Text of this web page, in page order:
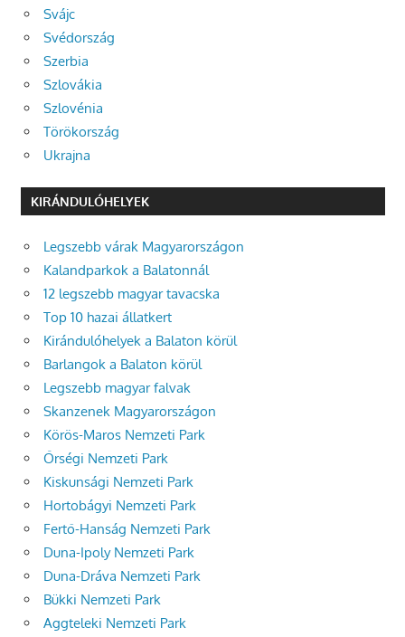
Svájc
Svédország
Szerbia
Szlovákia
Szlovénia
Törökország
Ukrajna
KIRÁNDULÓHELYEK
Legszebb várak Magyarországon
Kalandparkok a Balatonnál
12 legszebb magyar tavacska
Top 10 hazai állatkert
Kirándulóhelyek a Balaton körül
Barlangok a Balaton körül
Legszebb magyar falvak
Skanzenek Magyarországon
Körös-Maros Nemzeti Park
Őrségi Nemzeti Park
Kiskunsági Nemzeti Park
Hortobágyi Nemzeti Park
Fertő-Hanság Nemzeti Park
Duna-Ipoly Nemzeti Park
Duna-Dráva Nemzeti Park
Bükki Nemzeti Park
Aggteleki Nemzeti Park